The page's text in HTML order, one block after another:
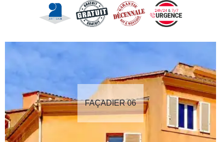
FAÇADIER 06